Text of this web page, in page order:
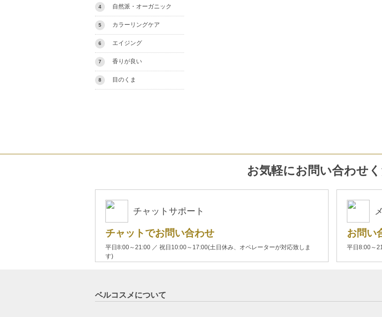
4 自然派・オーガニック
5 カラーリングケア
6 エイジング
7 香りが良い
8 目のくま
お気軽にお問い合わせ
チャットサポート
チャットでお問い合わせ
平日8:00～21:00 ／ 祝日10:00～17:00(土日休み、オペレーターが対応致しま
す)
お問い
平日8:00～
ベルコスメについて